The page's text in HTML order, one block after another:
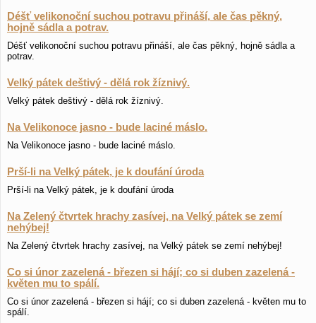
Déšť velikonoční suchou potravu přináší, ale čas pěkný,
hojně sádla a potrav.
Déšť velikonoční suchou potravu přináší, ale čas pěkný, hojně sádla a
potrav.
Velký pátek deštivý - dělá rok žíznivý.
Velký pátek deštivý - dělá rok žíznivý.
Na Velikonoce jasno - bude laciné máslo.
Na Velikonoce jasno - bude laciné máslo.
Prší-li na Velký pátek, je k doufání úroda
Prší-li na Velký pátek, je k doufání úroda
Na Zelený čtvrtek hrachy zasívej, na Velký pátek se zemí
nehýbej!
Na Zelený čtvrtek hrachy zasívej, na Velký pátek se zemí nehýbej!
Co si únor zazelená - březen si hájí; co si duben zazelená -
květen mu to spálí.
Co si únor zazelená - březen si hájí; co si duben zazelená - květen mu to
spálí.